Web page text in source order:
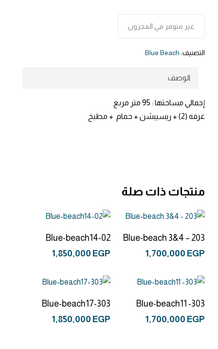
غير متوفر في المخزون
التصنيف: Blue Beach
الوصف
إجمالي مساحتها : 95 متر مربع
غرفه (2) + ريسيبشن + حمام + مطبخ
منتجات ذات صلة
إضافة إلى السلة
Blue-beach 3&4 – 203
1,700,000 EGP
إضافة إلى السلة
Blue-beach14-02
1,850,000 EGP
إضافة إلى السلة
Blue-beach11 -303
1,700,000 EGP
إضافة إلى السلة
Blue-beach17-303
1,850,000 EGP